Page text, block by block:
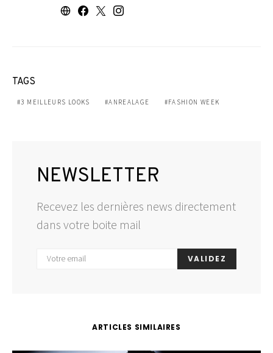
TAGS
3 MEILLEURS LOOKS ANREALAGE FASHION WEEK
NEWSLETTER
Recevez les dernières news directement
dans votre boite mail
VALIDEZ
ARTICLES SIMILAIRES